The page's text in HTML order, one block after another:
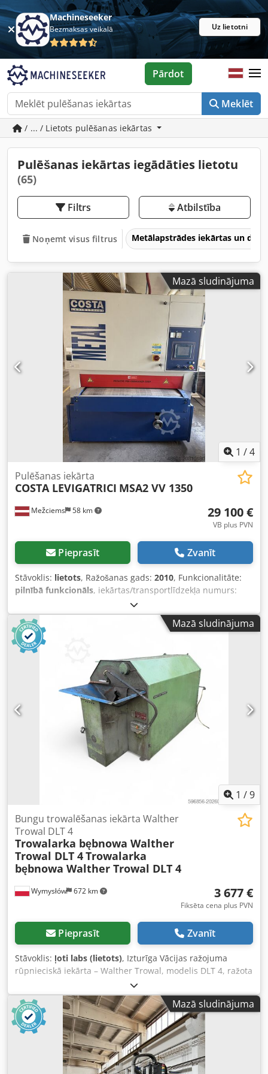
Machineseeker
Bezmaksas veikalā Uz lietotni
Meklēt
Pārdot
/ ... / Lietots pulēšanas iekārtas
Pulēšanas iekārtas iegādāties lietotu
(65)
Filtrs Atbilstība
Noņemt visus filtrus Metālapstrādes iekārtas un
Mazā sludinājuma
1 /4
Mežciems 58 km
Pulēšanas iekārta
COSTA LEVIGATRICI MSA2 VV 1350
29 100 €
VB plus PVN
Pieprasīt Zvanīt
Stāvoklis: lietots, Ražošanas gads: 2010, Funkcionalitāte:
pilnībā funkcionāls, iekārtas/transportlīdzekļa numurs:
, Machine consists of 3 working units: Crodpfoxn
Ifuex Ac Tsf 1st. XSV Brushes (12 rottating and ocilating
brushes) 2nd XSV Brushes (12 rottating and ocilating
brushes) 3rd Roller brush Feeding belt 1350 mm.
Mazā sludinājuma
1 /9
Wymysłów 672 km
Bungu trowalēšanas iekārta Walther
Trowal DLT 4
Trowalarka bębnowa Walther
Trowal DLT 4Trowalarka
bębnowa Walther Trowal DLT 4
3 677 €
Fiksēta cena plus PVN
Pieprasīt Zvanīt
Stāvoklis: ļoti labs (lietots), Izturīga Vācijas ražojuma
rūpnieciskā iekārta – Walther Trowal, modelis DLT 4, ražota
1980. gadā. Iekārta paredzēta metāla, alumīnija vai
plastmasas detaļu virsmas apstrādei trowalizācijas procesā
(gratēšana, malu noapaļošana, pulēšana, tīrīšana). Klasiskā
cilindriskā konstrukcija – uzticama, masīva un ilgmūžīga,
tipiska „West Germany” ražojumam. Tehniskie dati: •
Modelis: DLT 4 • Ražotājs: Carl Kurt Walther GmbH & Co.
KG, Vuppertāle-Vohvinkelē (West Germany) • Ražošanas
gads: 1980 • Piedziņas tips: ZOD71N 10 • Motora jauda:
Mazā sludinājuma